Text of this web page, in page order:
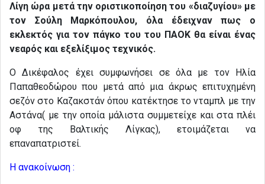
Λίγη ώρα μετά την οριστικοποίηση του «διαζυγίου» με
τον Σούλη Μαρκόπουλου, όλα έδειχναν πως ο
εκλεκτός για τον πάγκο του του ΠΑΟΚ θα είναι ένας
νεαρός και εξελίξιμος τεχνικός.
Ο Δικέφαλος έχει συμφωνήσει σε όλα με τον Ηλία
Παπαθεοδώρου που μετά από μια άκρως επιτυχημένη
σεζόν στο Καζακστάν όπου κατέκτησε το νταμπλ με την
Αστάνα( με την οποία μάλιστα συμμετείχε και στα πλέι
οφ της Βαλτικής Λίγκας), ετοιμάζεται να
επαναπατριστεί.
Η ανακοίνωση :